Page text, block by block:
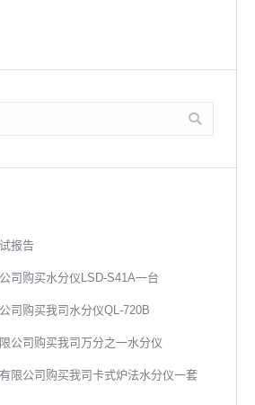
报告
司购买水分仪LSD-S41A一台
司购买我司水分仪QL-720B
公司购买我司万分之一水分仪
限公司购买我司卡式炉法水分仪一套